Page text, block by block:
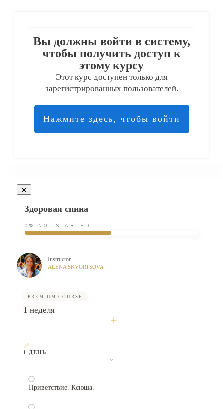
Вы должны войти в систему,
чтобы получить доступ к
этому курсу
Этот курс доступен только для
зарегистрированных пользователей.
Нажмите здесь, чтобы войти
Здоровая спина
0% NOT STARTED
Instructor
ALENA SKVORTSOVA
PREMIUM COURSE
1 неделя
1 ДЕНЬ
Приветствие. Ксюша.